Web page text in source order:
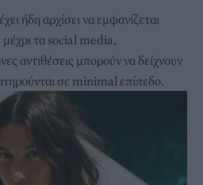
ήδη αρχίσει να εμφανίζεται
τα social media,
αντιθέσεις μπορούν να δείχνουν
σε minimal επίπεδο.